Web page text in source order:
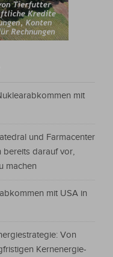
mit
und Farmacenter
bereits darauf vor,
machen
mit USA in
Von
Kernenergie-